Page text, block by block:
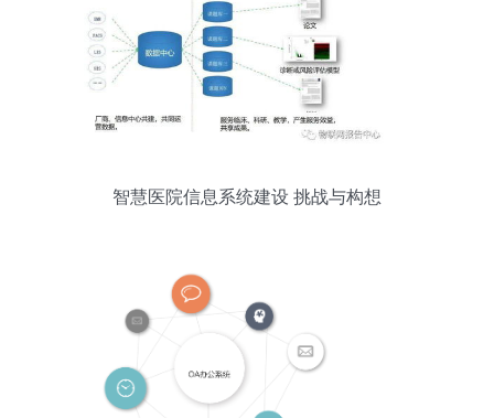
智慧医院信息系统建设 挑战与构想